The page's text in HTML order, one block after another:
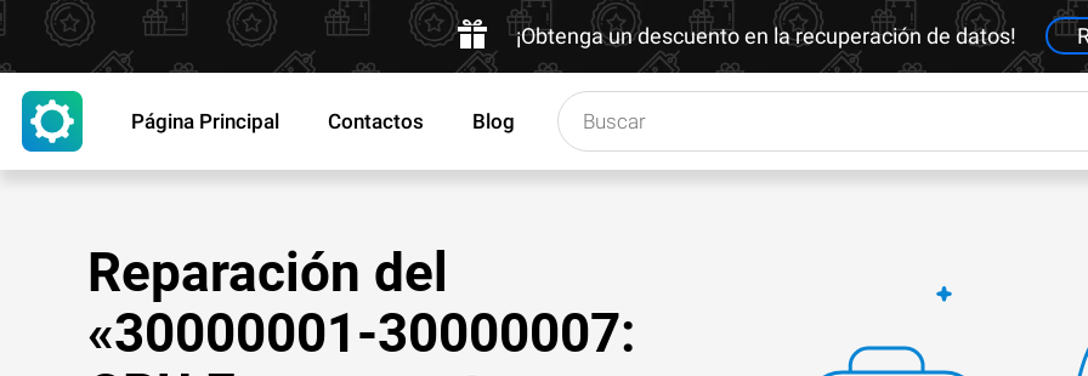
¡Obtenga un descuento en la recuperación de datos!
Página Principal Contactos Blog
Reparación del
«30000001-30000007: